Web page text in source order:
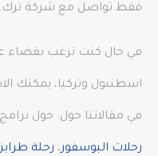
فقط تواصل مع شركة ترك.
في حال كنت ترغب بقضاء
اسطنبول وتركيا، يمكنك
في مقالاتنا حول: حول برامج
رحلات البوسفور، رحلة